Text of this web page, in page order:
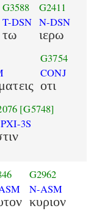
G3588
T-DSN
τω
G2411
N-DSN
ιερω
G3754
CONJ
οτι
[G5748]
3S
G2962
N-ASM
κυριον